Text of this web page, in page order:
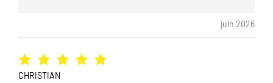
juin 2026
CHRISTIAN